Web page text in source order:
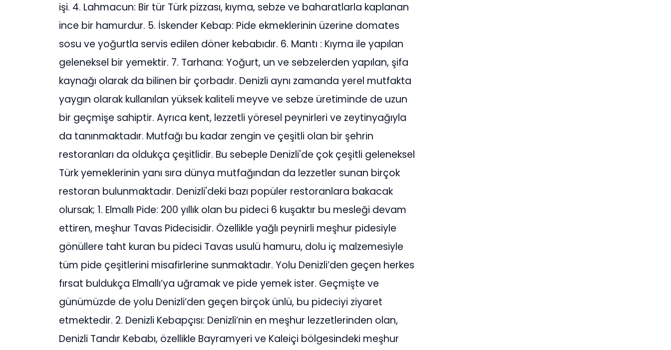
işi. 4. Lahmacun: Bir tür Türk pizzası, kıyma, sebze ve baharatlarla kaplanan
ince bir hamurdur. 5. İskender Kebap: Pide ekmeklerinin üzerine domates
sosu ve yoğurtla servis edilen döner kebabıdır. 6. Mantı : Kıyma ile yapılan
geleneksel bir yemektir. 7. Tarhana: Yoğurt, un ve sebzelerden yapılan, şifa
kaynağı olarak da bilinen bir çorbadır. Denizli aynı zamanda yerel mutfakta
yaygın olarak kullanılan yüksek kaliteli meyve ve sebze üretiminde de uzun
bir geçmişe sahiptir. Ayrıca kent, lezzetli yöresel peynirleri ve zeytinyağıyla
da tanınmaktadır. Mutfağı bu kadar zengin ve çeşitli olan bir şehrin
restoranları da oldukça çeşitlidir. Bu sebeple Denizli'de çok çeşitli geleneksel
Türk yemeklerinin yanı sıra dünya mutfağından da lezzetler sunan birçok
restoran bulunmaktadır. Denizli'deki bazı popüler restoranlara bakacak
olursak; 1. Elmallı Pide: 200 yıllık olan bu pideci 6 kuşaktır bu mesleği devam
ettiren, meşhur Tavas Pidecisidir. Özellikle yağlı peynirli meşhur pidesiyle
gönüllere taht kuran bu pideci Tavas usulü hamuru, dolu iç malzemesiyle
tüm pide çeşitlerini misafirlerine sunmaktadır. Yolu Denizli’den geçen herkes
fırsat buldukça Elmallı’ya uğramak ve pide yemek ister. Geçmişte ve
günümüzde de yolu Denizli’den geçen birçok ünlü, bu pideciyi ziyaret
etmektedir. 2. Denizli Kebapçısı: Denizli’nin en meşhur lezzetlerinden olan,
Denizli Tandır Kebabı, özellikle Bayramyeri ve Kaleiçi bölgesindeki meşhur